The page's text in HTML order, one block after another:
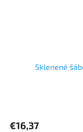
Sklenené
€16,37